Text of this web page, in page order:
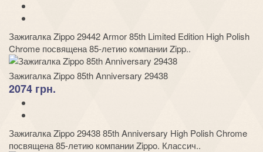
Зажигалка Zippo 29442 Armor 85th Limited Edition High Polish
Chrome посвящена 85-летию компании Zipp..
Зажигалка Zippo 85th Anniversary 29438
2074 грн.
Зажигалка Zippo 29438 85th Anniversary High Polish Chrome
посвящена 85-летию компании Zippo. Классич..